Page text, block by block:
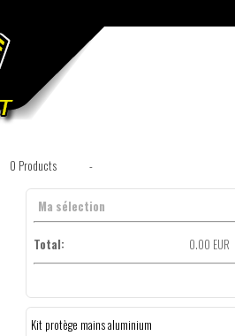
0 Products -
Ma sélection
Total: 0.00 EUR
Kit protège mains aluminium